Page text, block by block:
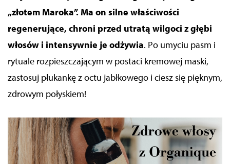
„złotem Maroka”. Ma on silne właściwości
regenerujące, chroni przed utratą wilgoci z głębi
włosów i intensywnie je odżywia. Po umyciu pasm i
rytuale rozpieszczającym w postaci kremowej maski,
zastosuj płukankę z octu jabłkowego i ciesz się pięknym,
zdrowym połyskiem!